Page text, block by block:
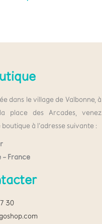
dans le village de Valbonne, à
place des Arcades, venez
à l’adresse suivante :
– France
30